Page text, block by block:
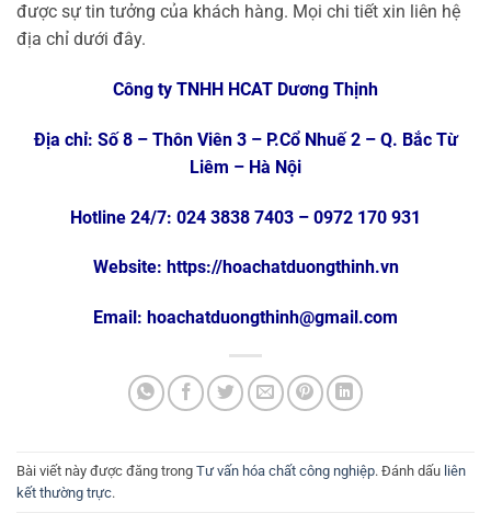
được sự tin tưởng của khách hàng. Mọi chi tiết xin liên hệ
địa chỉ dưới đây.
Công ty TNHH HCAT Dương Thịnh
Địa chỉ: Số 8 – Thôn Viên 3 – P.Cổ Nhuế 2 – Q. Bắc Từ
Liêm – Hà Nội
Hotline 24/7: 024 3838 7403 – 0972 170 931
Website: https://hoachatduongthinh.vn
Email: hoachatduongthinh@gmail.com
Bài viết này được đăng trong Tư vấn hóa chất công nghiệp. Đánh dấu liên
kết thường trực.